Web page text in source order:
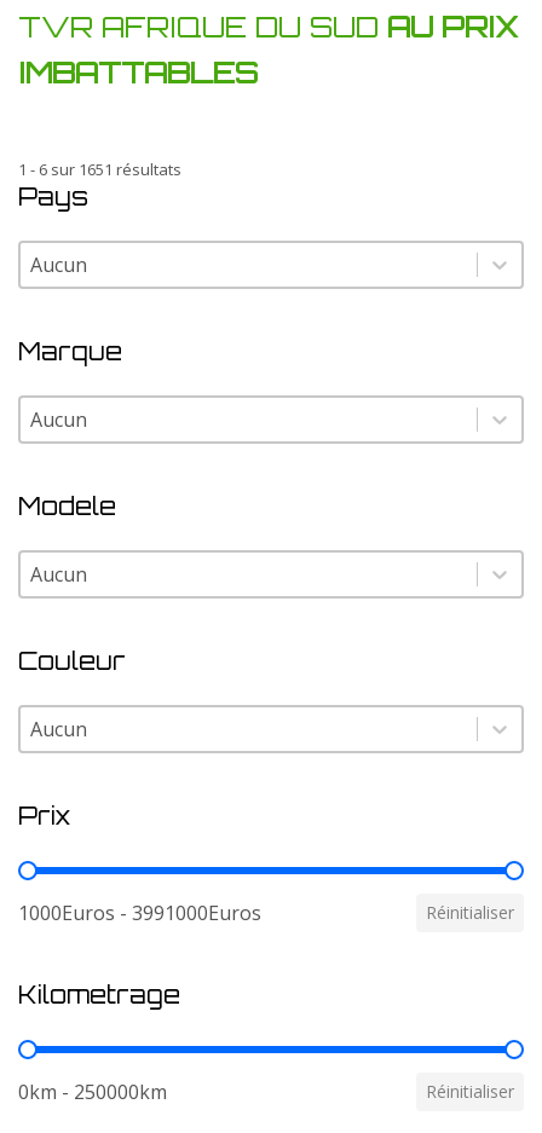
TVR AFRIQUE DU SUD AU PRIX
IMBATTABLES
1 - 6 sur 1651 résultats
Pays
Pays
Pays
Marque
Marque
Marque
Modele
Modele
Modele
Couleur
Couleur
Couleur
Prix
Prix
1000Euros - 3991000Euros Réinitialiser
Kilometrage
Kilometrage
0km - 250000km Réinitialiser